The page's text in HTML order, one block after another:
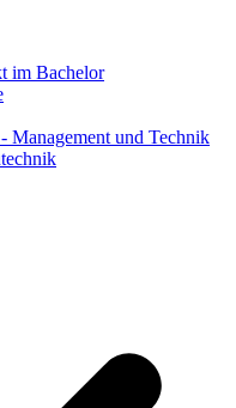
im Bachelor
Management und Technik